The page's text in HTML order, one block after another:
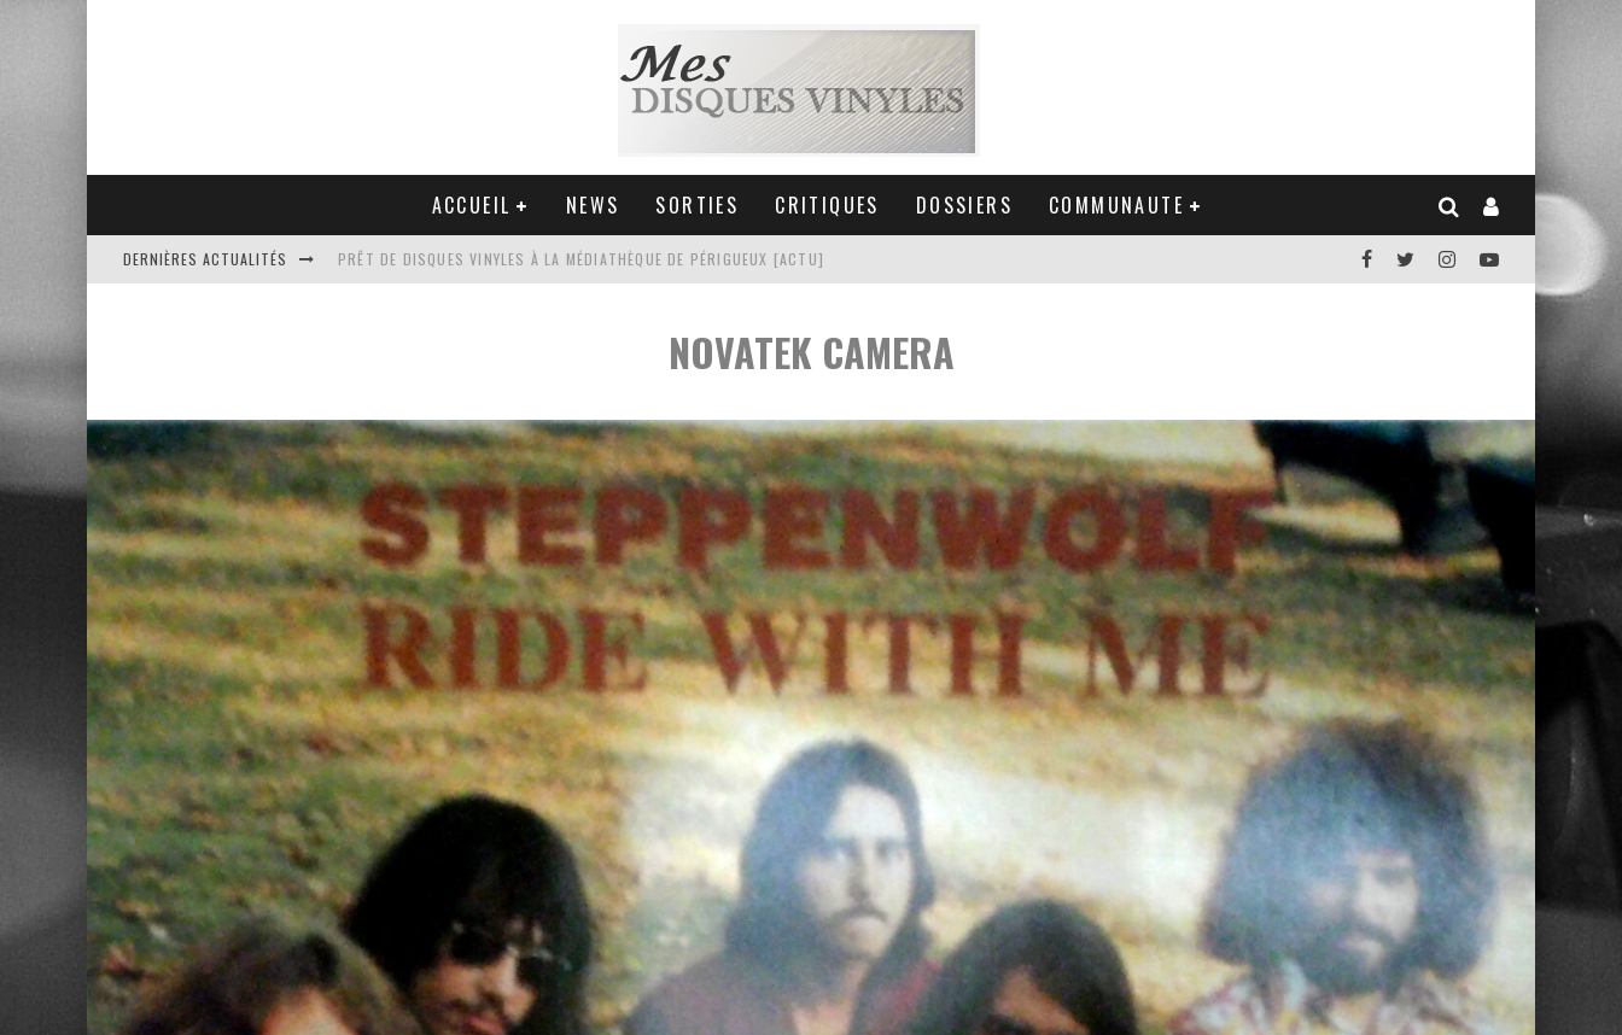
ACCUEIL NEWS SORTIES CRITIQUES DOSSIERS COMMUNAUTE
DERNIÈRES ACTUALITÉS PRÊT DE DISQUES VINYLES À LA MÉDIATHÈQUE DE PÉRIGUEUX [ACTU]
VENTE AUX ENCHÈRES D'UNE COLLECTION DE 6000 VINYLESNOVATEK CAMERA